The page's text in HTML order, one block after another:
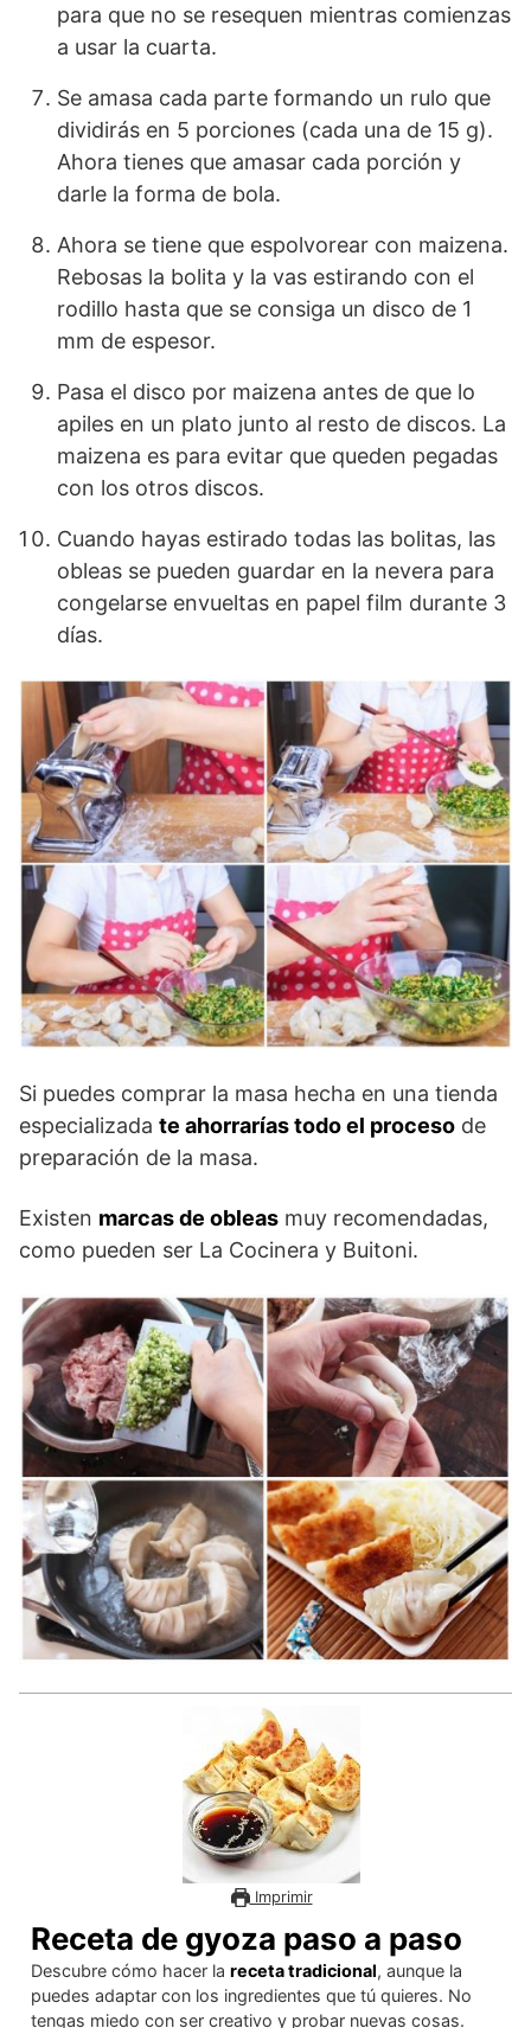
para que no se resequen mientras comienzas
a usar la cuarta.
Se amasa cada parte formando un rulo que
dividirás en 5 porciones (cada una de 15 g).
Ahora tienes que amasar cada porción y
darle la forma de bola.
Ahora se tiene que espolvorear con maizena.
Rebosas la bolita y la vas estirando con el
rodillo hasta que se consiga un disco de 1
mm de espesor.
Pasa el disco por maizena antes de que lo
apiles en un plato junto al resto de discos. La
maizena es para evitar que queden pegadas
con los otros discos.
Cuando hayas estirado todas las bolitas, las
obleas se pueden guardar en la nevera para
congelarse envueltas en papel film durante 3
días.
Si puedes comprar la masa hecha en una tienda
especializada te ahorrarías todo el proceso de
preparación de la masa.
Existen marcas de obleas muy recomendadas,
como pueden ser La Cocinera y Buitoni.
Imprimir
Receta de gyoza paso a paso
Descubre cómo hacer la receta tradicional, aunque la
puedes adaptar con los ingredientes que tú quieres. No
tengas miedo con ser creativo y probar nuevas cosas.